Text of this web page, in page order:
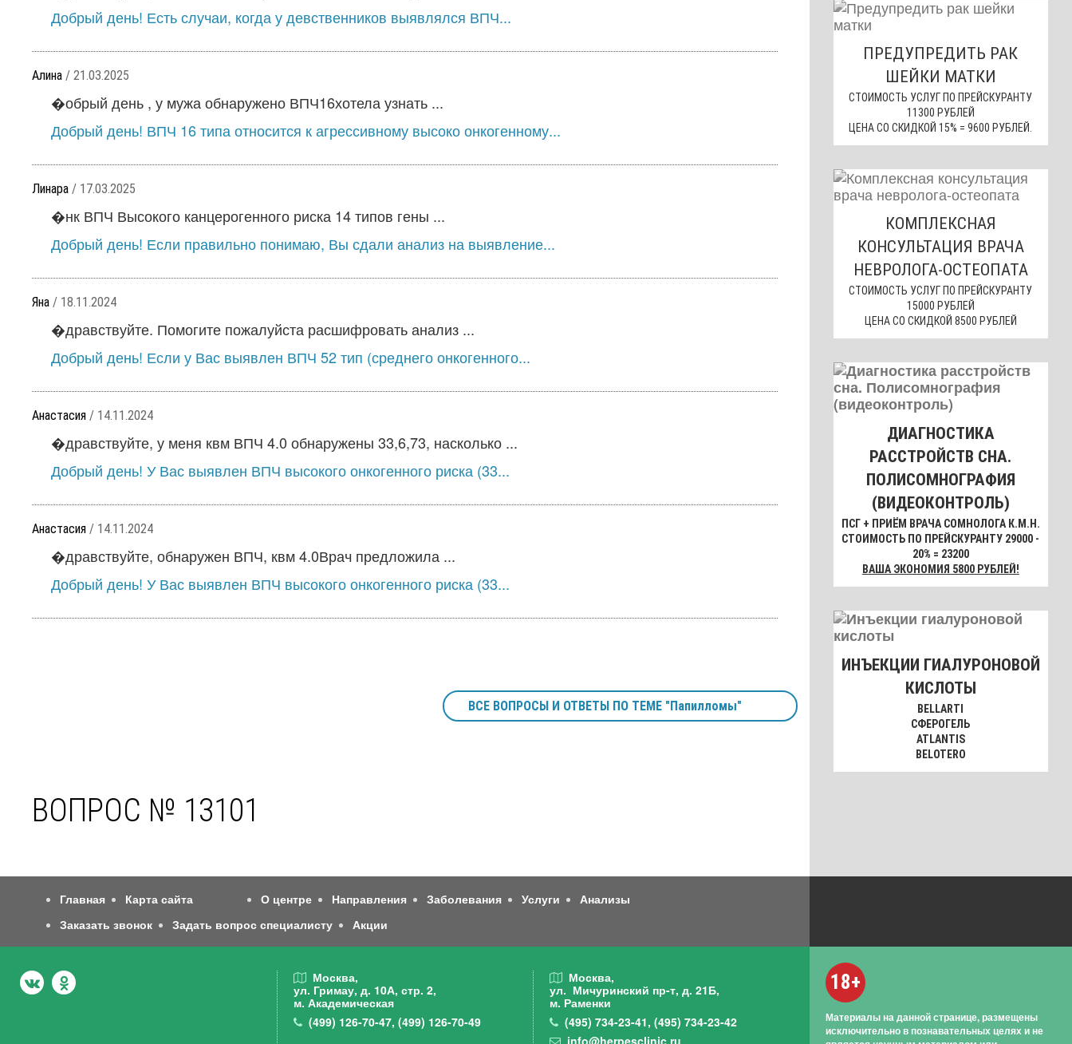
Добрый день! Есть случаи, когда у девственников выявлялся ВПЧ...
Алина / 21.03.2025
�обрый день , у мужа обнаружено ВПЧ16хотела узнать ...
Добрый день! ВПЧ 16 типа относится к агрессивному высоко онкогенному...
Линара / 17.03.2025
�нк ВПЧ Высокого канцерогенного риска 14 типов гены ...
Добрый день! Если правильно понимаю, Вы сдали анализ на выявление...
Яна / 18.11.2024
�дравствуйте. Помогите пожалуйста расшифровать анализ ...
Добрый день! Если у Вас выявлен ВПЧ 52 тип (среднего онкогенного...
Анастасия / 14.11.2024
�дравствуйте, у меня квм ВПЧ 4.0 обнаружены 33,6,73, насколько ...
Добрый день! У Вас выявлен ВПЧ высокого онкогенного риска (33...
Анастасия / 14.11.2024
�дравствуйте, обнаружен ВПЧ, квм 4.0Врач предложила ...
Добрый день! У Вас выявлен ВПЧ высокого онкогенного риска (33...
ВСЕ ВОПРОСЫ И ОТВЕТЫ ПО ТЕМЕ "Папилломы"
ВОПРОС № 13101
ПРЕДУПРЕДИТЬ РАК
ШЕЙКИ МАТКИ
СТОИМОСТЬ УСЛУГ ПО ПРЕЙСКУРАНТУ
11300 РУБЛЕЙ
ЦЕНА СО СКИДКОЙ 15% = 9600 РУБЛЕЙ.
КОМПЛЕКСНАЯ
КОНСУЛЬТАЦИЯ ВРАЧА
НЕВРОЛОГА-ОСТЕОПАТА
СТОИМОСТЬ УСЛУГ ПО ПРЕЙСКУРАНТУ
15000 РУБЛЕЙ
ЦЕНА СО СКИДКОЙ 8500 РУБЛЕЙ
ДИАГНОСТИКА
РАССТРОЙСТВ СНА.
ПОЛИСОМНОГРАФИЯ
(ВИДЕОКОНТРОЛЬ)
ПСГ + ПРИЁМ ВРАЧА СОМНОЛОГА К.М.Н.
СТОИМОСТЬ ПО ПРЕЙСКУРАНТУ 29000 -
20% = 23200
ВАША ЭКОНОМИЯ 5800 РУБЛЕЙ!
ИНЪЕКЦИИ ГИАЛУРОНОВОЙ
КИСЛОТЫ
BELLARTI
СФЕРОГЕЛЬ
ATLANTIS
BELOTERO
Главная Карта сайта О центре Направления Заболевания Услуги
Анализы
Заказать звонок
Задать вопрос специалисту Акции
Москва,
ул. Гримау, д. 10А, стр. 2,
м. Академическая
(499) 126-70-47, (499) 126-70-49
Москва,
ул. Мичуринский пр-т, д. 21Б,
м. Раменки
(495)734-23-41,(495)734-23-42
info@herpesclinic.ru
18+
Материалы на данной странице, размещены
исключительно в познавательных целях и не